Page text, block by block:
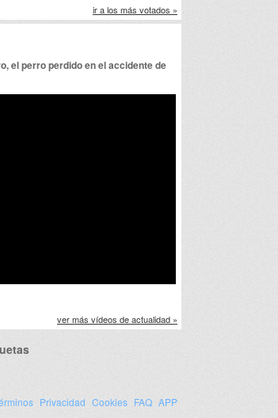
ir a los más votados »
el perro perdido en el accidente de
ver más vídeos de actualidad »
Privacidad Cookies FAQ APP